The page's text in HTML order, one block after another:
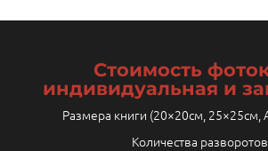
Стоимость
индивидуальная и
Размера книги (20×20см, 25×25см,
Количества разворотов